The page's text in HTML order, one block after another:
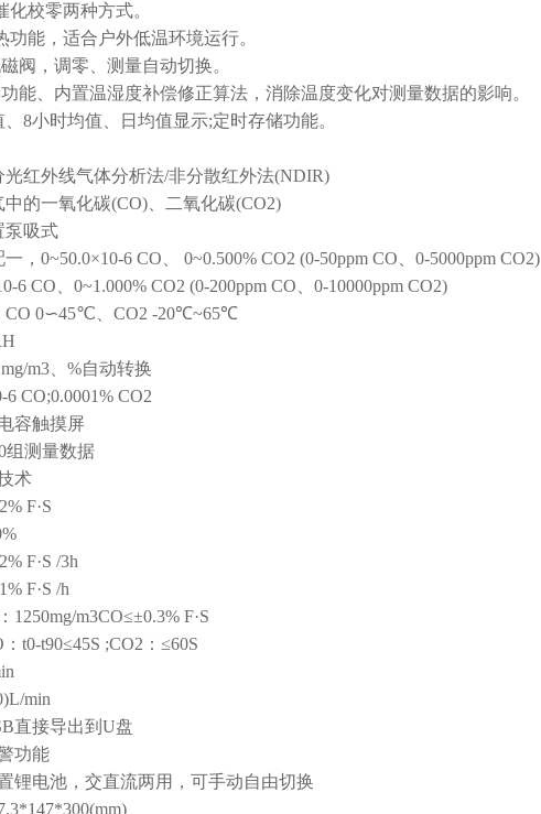
校零两种方式。
能，适合户外低温环境运行。
，调零、测量自动切换。
、内置温湿度补偿修正算法，消除温度变化对测量数据的影响。
小时均值、日均值显示;定时存储功能。
外线气体分析法/非分散红外法(NDIR)
一氧化碳(CO)、二氧化碳(CO2)
吸式
0~50.0×10-6 CO、 0~0.500% CO2 (0-50ppm CO、0-5000ppm CO2)
CO、0~1.000% CO2 (0-200ppm CO、0-10000ppm CO2)
0∽45℃、CO2 -20℃~65℃
m3、%自动转换
CO2
容触摸屏
测量数据
术
F·S
F·S /3h
F·S /h
m3CO≤±0.3% F·S
t90≤45S ;CO2：≤60S
min
接导出到U盘
功能
电池，交直流两用，可手动自由切换